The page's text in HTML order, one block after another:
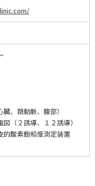
、頚動脈、腹部）
（２誘導、１２誘導）
的酸素飽和度測定装置